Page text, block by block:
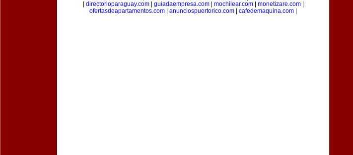
directorioparaguay.com| guiadaempresa.com| mochilear.com| monetizare.com|
ofertasdeapartamentos.com
anunciospuertorico.com cafedemaquina.com